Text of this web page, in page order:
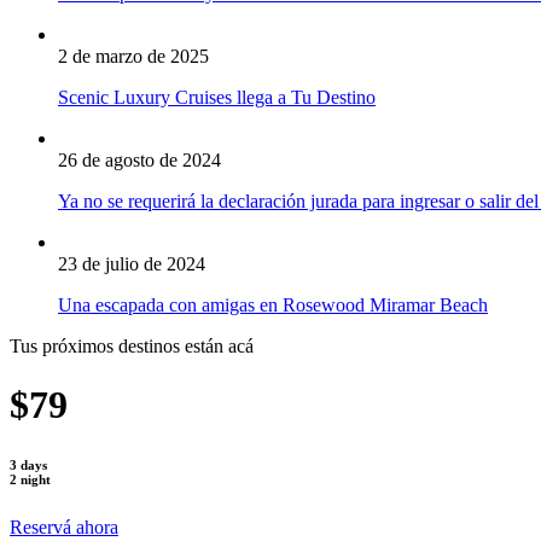
2 de marzo de 2025
Scenic Luxury Cruises llega a Tu Destino
26 de agosto de 2024
Ya no se requerirá la declaración jurada para ingresar o salir
23 de julio de 2024
Una escapada con amigas en Rosewood Miramar Beach
Tus próximos destinos están acá
$79
3 days
2 night
Reservá ahora